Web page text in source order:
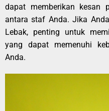
dapat memberikan kesan
antara staf Anda. Jika
Lebak, penting untuk
yang dapat memenuhi
Anda.